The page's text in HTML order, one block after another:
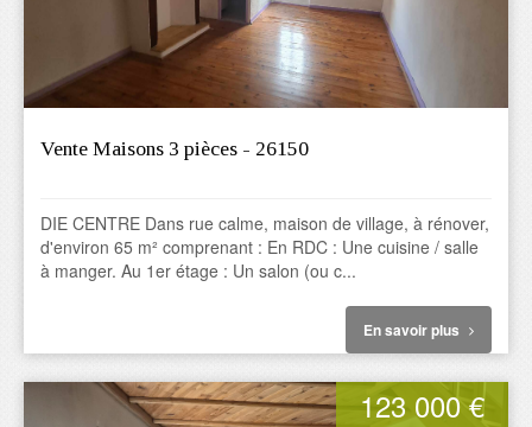
Vente Maisons 3 pièces - 26150
DIE CENTRE Dans rue calme, maison de village, à rénover,
d'environ 65 m² comprenant : En RDC : Une cuisine / salle
à manger. Au 1er étage : Un salon (ou c...
En savoir plus
123 000 €